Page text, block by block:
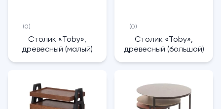
(0)
Столик «Toby»,
древесный (малый)
(0)
Столик «Toby»,
древесный (большой)